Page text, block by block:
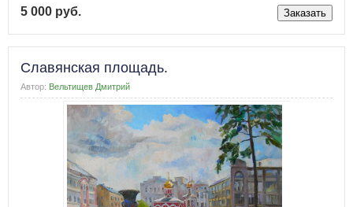
5 000 руб.
Славянская площадь.
Автор: Вельтищев Дмитрий